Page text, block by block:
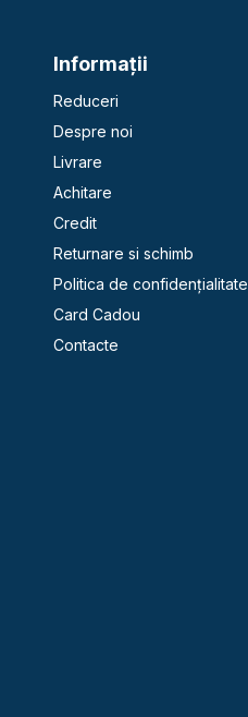
Informaţii
Reduceri
Despre noi
Livrare
Achitare
Credit
Returnare si schimb
Politica de confidențialitate
Card Cadou
Contacte